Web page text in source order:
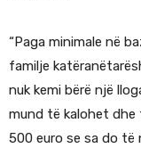
“Paga minimale në
familje
nuk kemi bërë një
mund të kalohet
500 euro se sa do të